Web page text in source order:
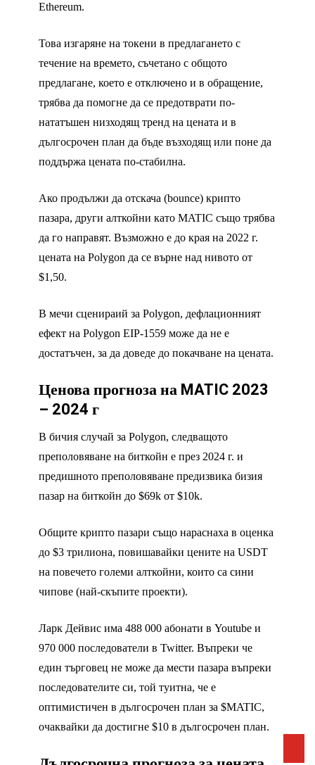
Ethereum.
Това изгаряне на токени в предлагането с
течение на времето, съчетано с общото
предлагане, което е отключено и в обращение,
трябва да помогне да се предотврати по-
нататъшен низходящ тренд на цената и в
дългосрочен план да бъде възходящ или поне да
поддържа цената по-стабилна.
Ако продължи да отскача (bounce) крипто
пазара, други алткойни като MATIC също трябва
да го направят. Възможно е до края на 2022 г.
цената на Polygon да се върне над нивото от
$1,50.
В мечи сценираий за Polygon, дефлационният
ефект на Polygon EIP-1559 може да не е
достатъчен, за да доведе до покачване на цената.
Ценова прогноза на MATIC 2023
– 2024 г
В бичия случай за Polygon, следващото
преполовяване на биткойн е през 2024 г. и
предишното преполовяване предизвика бизия
пазар на биткойн до $69k от $10k.
Общите крипто пазари също нараснаха в оценка
до $3 трилиона, повишавайки цените на USDT
на повечето големи алткойни, които са сини
чипове (най-скъпите проекти).
Ларк Дейвис има 488 000 абонати в Youtube и
970 000 последователи в Twitter. Въпреки че
един търговец не може да мести пазара въпреки
последователите си, той туитна, че е
оптимистичен в дългосрочен план за $MATIC,
очаквайки да достигне $10 в дългосрочен план.